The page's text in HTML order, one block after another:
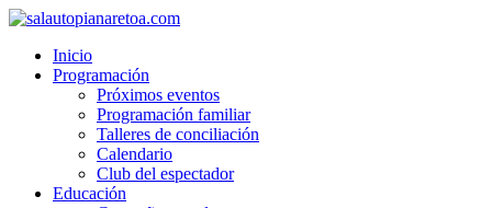
Inicio
Programación
Próximos eventos
Programación familiar
Talleres de conciliación
Calendario
Club del espectador
Educación